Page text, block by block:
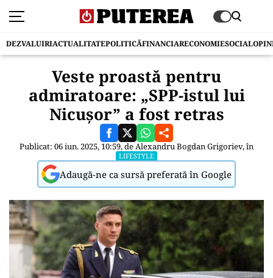
DEZVALUIRIACTUALITATEPOLITICĂFINANCIARECONOMIESOCIAL
Veste proastă pentru
admiratoare: „SPP-istul lui
Nicușor” a fost retras
Publicat: 06 iun. 2025, 10:59, deAlexandru Bogdan Grigoriev, în
LIFESTYLE
Adaugă-ne ca sursă preferată în Google